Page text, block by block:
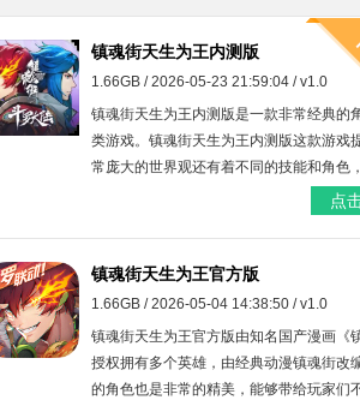
镇魂街天生为王内测版
1.66GB / 2026-05-23 21:59:04 / v1.0
镇魂街天生为王内测版是一款非常经典的
类游戏。镇魂街天生为王内测版这款游戏
常庞大的世界观还有着不同的技能和角色
常刺激的双体共战玩法，游戏中你将开启
斗，精美的画风与高清的游戏画质为玩家
点
镇魂街天生为王官方版
1.66GB / 2026-05-04 14:38:50 / v1.0
镇魂街天生为王官方版由知名国产漫画《
授权拥有多个英雄，由经典动漫镇魂街改
的角色也是非常的精美，能够带给玩家们